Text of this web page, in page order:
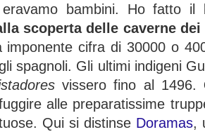
bambini. Ho fatto il
scoperta delle caverne dei
imponente cifra di 30000 o
spagnoli. Gli ultimi indigeni
vissero fino al 1496.
alle preparatissime
Qui si distinse Doramas,